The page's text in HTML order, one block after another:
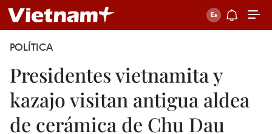
POLÍTICA
Presidentes vietnamita y
kazajo visitan antigua aldea
de cerámica de Chu Dau